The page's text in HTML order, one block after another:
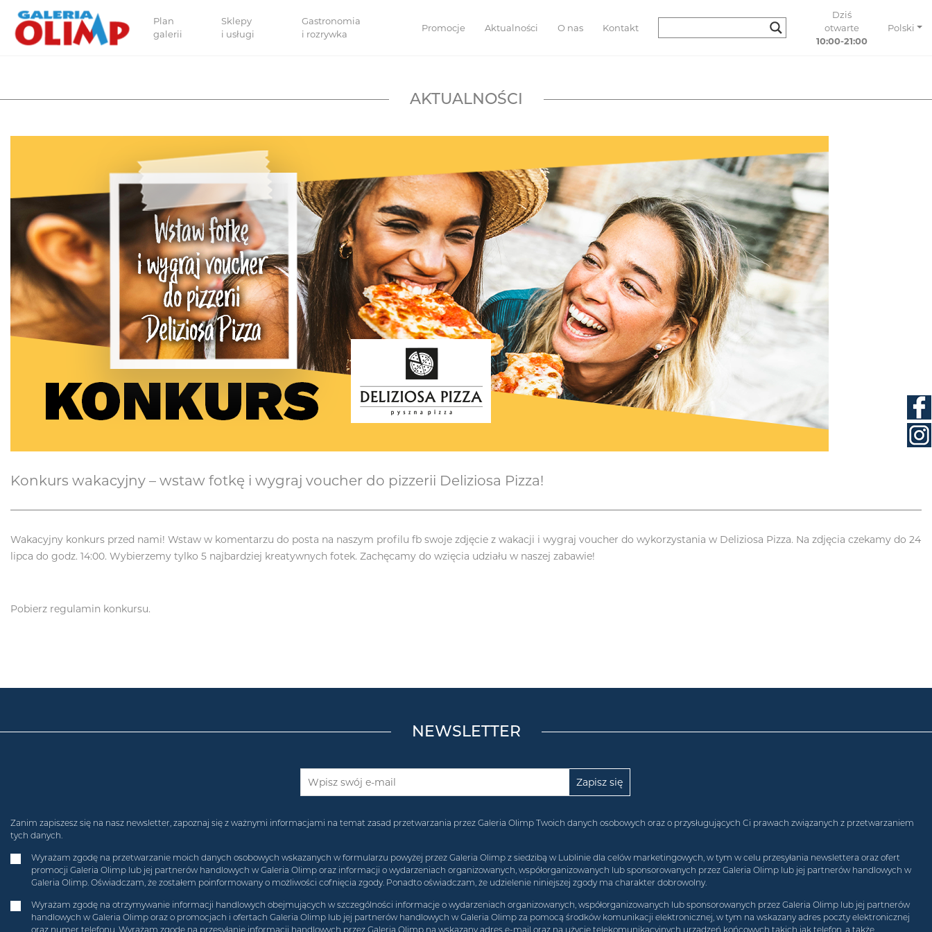
Plan
galerii
Sklepy
i usługi
Gastronomia
i rozrywka
Promocje Aktualności O nas Kontakt
Dziś
otwarte
10:00-21:00
Polski
AKTUALNOŚCI
Konkurs wakacyjny – wstaw fotkę i wygraj voucher do pizzerii Deliziosa Pizza!
Wakacyjny konkurs przed nami! Wstaw w komentarzu do posta na naszym profilu fb swoje zdjęcie z wakacji i wygraj voucher do wykorzystania w Deliziosa Pizza. Na zdjęcia czekamy do 24
lipca do godz. 14:00. Wybierzemy tylko 5 najbardziej kreatywnych fotek. Zachęcamy do wzięcia udziału w naszej zabawie!
Pobierz regulamin konkursu.
NEWSLETTER
Zanim zapiszesz się na nasz newsletter, zapoznaj się z ważnymi informacjami na temat zasad przetwarzania przez Galeria Olimp Twoich danych osobowych oraz o przysługujących Ci prawach związanych z przetwarzaniem
tych danych.
Wyrażam zgodę na przetwarzanie moich danych osobowych wskazanych w formularzu powyżej przez Galeria Olimp z siedzibą w Lublinie dla celów marketingowych, w tym w celu przesyłania newslettera oraz ofert
promocji Galeria Olimp lub jej partnerów handlowych w Galeria Olimp oraz informacji o wydarzeniach organizowanych, współorganizowanych lub sponsorowanych przez Galeria Olimp lub jej partnerów handlowych w
Galeria Olimp. Oświadczam, że zostałem poinformowany o możliwości cofnięcia zgody. Ponadto oświadczam, że udzielenie niniejszej zgody ma charakter dobrowolny.
Wyrażam zgodę na otrzymywanie informacji handlowych obejmujących w szczególności informacje o wydarzeniach organizowanych, współorganizowanych lub sponsorowanych przez Galeria Olimp lub jej partnerów
handlowych w Galeria Olimp oraz o promocjach i ofertach Galeria Olimp lub jej partnerów handlowych w Galeria Olimp za pomocą środków komunikacji elektronicznej, w tym na wskazany adres poczty elektronicznej
oraz numer telefonu. Wyrażam zgodę na przesyłanie informacji handlowych przez Galeria Olimp na wskazany adres e-mail oraz na użycie telekomunikacyjnych urządzeń końcowych takich jak telefon, a także